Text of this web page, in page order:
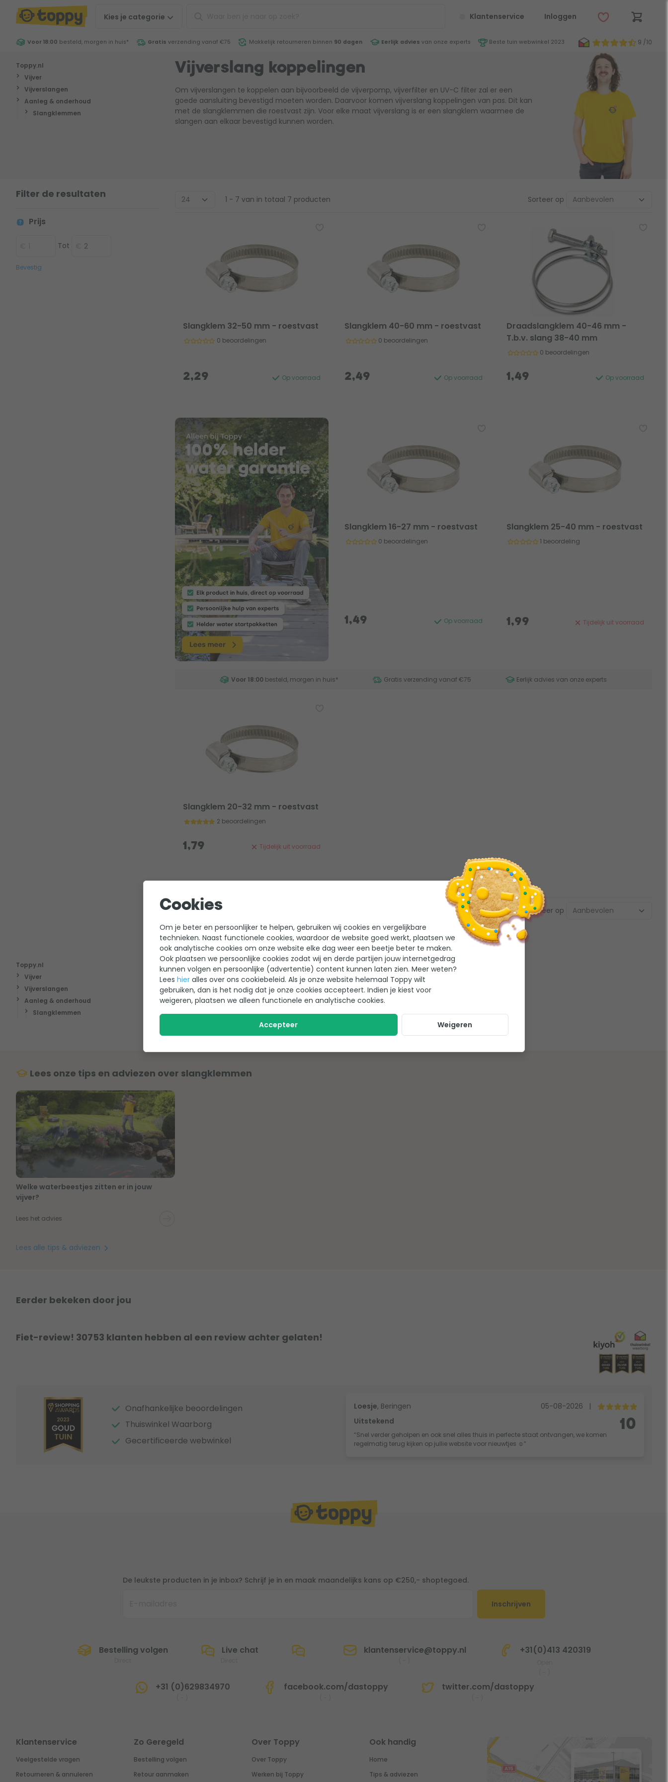
Kies je categorie Klantenservice Inloggen
Voor 18:00 besteld, morgen in huis* Gratis verzending vanaf €75 Makkelijk retourneren binnen 90 dagen Eerlijk advies van onze experts Beste tuin webwinkel 2023 9 /10
Toppy.nl
Vijver
Vijverslangen
Aanleg & onderhoud
Slangklemmen
Vijverslang koppelingen
Om vijverslangen te koppelen aan bijvoorbeeld de vijverpomp, vijverfilter en UV-C filter zal er een
goede aansluiting bevestigd moeten worden. Daarvoor komen vijverslang koppelingen van pas. Dit kan
met de slangklemmen die roestvast zijn. Voor elke maat vijverslang is er een slangklem waarmee de
slangen aan elkaar bevestigd kunnen worden.
Filter de resultaten
Prijs
Tot
Bevestig
1 - 7 van in totaal 7 producten Sorteer op
Slangklem 32-50 mm - roestvast
0 beoordelingen
Op voorraad
2,29
Slangklem 40-60 mm - roestvast
0 beoordelingen
Op voorraad
2,49
Draadslangklem 40-46 mm -
T.b.v. slang 38-40 mm
0 beoordelingen
Op voorraad
1,49
Slangklem 16-27 mm - roestvast
0 beoordelingen
Op voorraad
1,49
Slangklem 25-40 mm - roestvast
1 beoordeling
Tijdelijk uit voorraad
1,99
Voor 18:00 besteld, morgen in huis* Gratis verzending vanaf €75 Eerlijk advies van onze experts
Slangklem 20-32 mm - roestvast
2 beoordelingen
Tijdelijk uit voorraad
1,79
Sorteer op
Toppy.nl
Vijver
Vijverslangen
Aanleg & onderhoud
Slangklemmen
Vijverslang koppelingen
Lees onze tips en adviezen over slangklemmen
Welke waterbeestjes zitten er in jouw
vijver?
Lees het advies
Lees alle tips & adviezen
Eerder bekeken door jou
Fiet-review! 30753 klanten hebben al een review achter gelaten!
Onafhankelijke beoordelingen
Thuiswinkel Waarborg
Gecertificeerde webwinkel
Loesje, Beringen 05-08-2026
|
Uitstekend
“Snel verder geholpen en ook snel alles thuis in perfecte staat ontvangen, we komen
regelmatig terug kijken op jullie website voor nieuwtjes ☺️”
10
De leukste producten in je inbox? Schrijf je in en maak maandelijks kans op €250,- shoptegoed.
Inschrijven
Bestelling volgen Live chat klantenservice@toppy.nl +31(0)413 420319
+31 (0)629834970 facebook.com/dastoppy twitter.com/dastoppy
Klantenservice
Veelgestelde vragen
Retourneren & annuleren
Zo Geregeld
Bestelling volgen
Retour aanmaken
Over Toppy
Over Toppy
Werken bij Toppy
Ook handig
Home
Tips & adviezen
Cookies
Om je beter en persoonlijker te helpen, gebruiken wij cookies en vergelijkbare
technieken. Naast functionele cookies, waardoor de website goed werkt, plaatsen we
ook analytische cookies om onze website elke dag weer een beetje beter te maken.
Ook plaatsen we persoonlijke cookies zodat wij en derde partijen jouw internetgedrag
kunnen volgen en persoonlijke (advertentie) content kunnen laten zien. Meer weten?
Lees hier alles over ons cookiebeleid. Als je onze website helemaal Toppy wilt
gebruiken, dan is het nodig dat je onze cookies accepteert. Indien je kiest voor
weigeren, plaatsen we alleen functionele en analytische cookies.
Accepteer Weigeren